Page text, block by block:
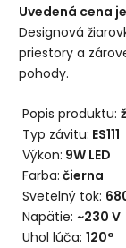
Uvedená cena
Designová
priestory a
pohody.
Popis produktu:
Typ závitu: ES111
Výkon: 9W LED
Farba: čierna
Svetelný tok:
Napätie:~230 V
Uhol lúča:120°